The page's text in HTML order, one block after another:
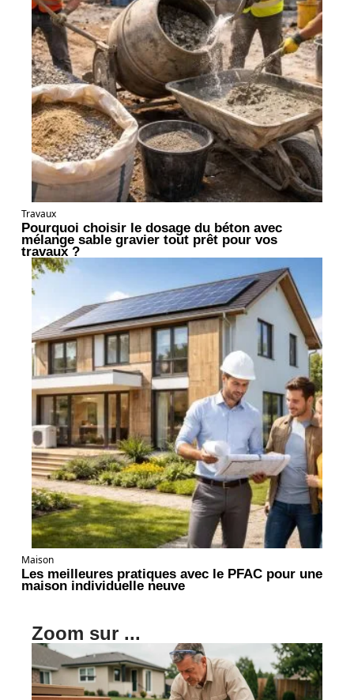
Travaux
Pourquoi choisir le dosage du béton avec
mélange sable gravier tout prêt pour vos
travaux ?
Maison
Les meilleures pratiques avec le PFAC pour une
maison individuelle neuve
Zoom sur ...